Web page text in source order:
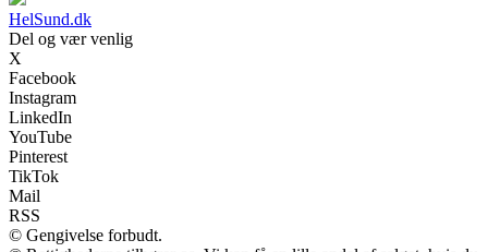
HelSund.dk
Del og vær venlig
X
Facebook
Instagram
LinkedIn
YouTube
Pinterest
TikTok
Mail
RSS
© Gengivelse forbudt.